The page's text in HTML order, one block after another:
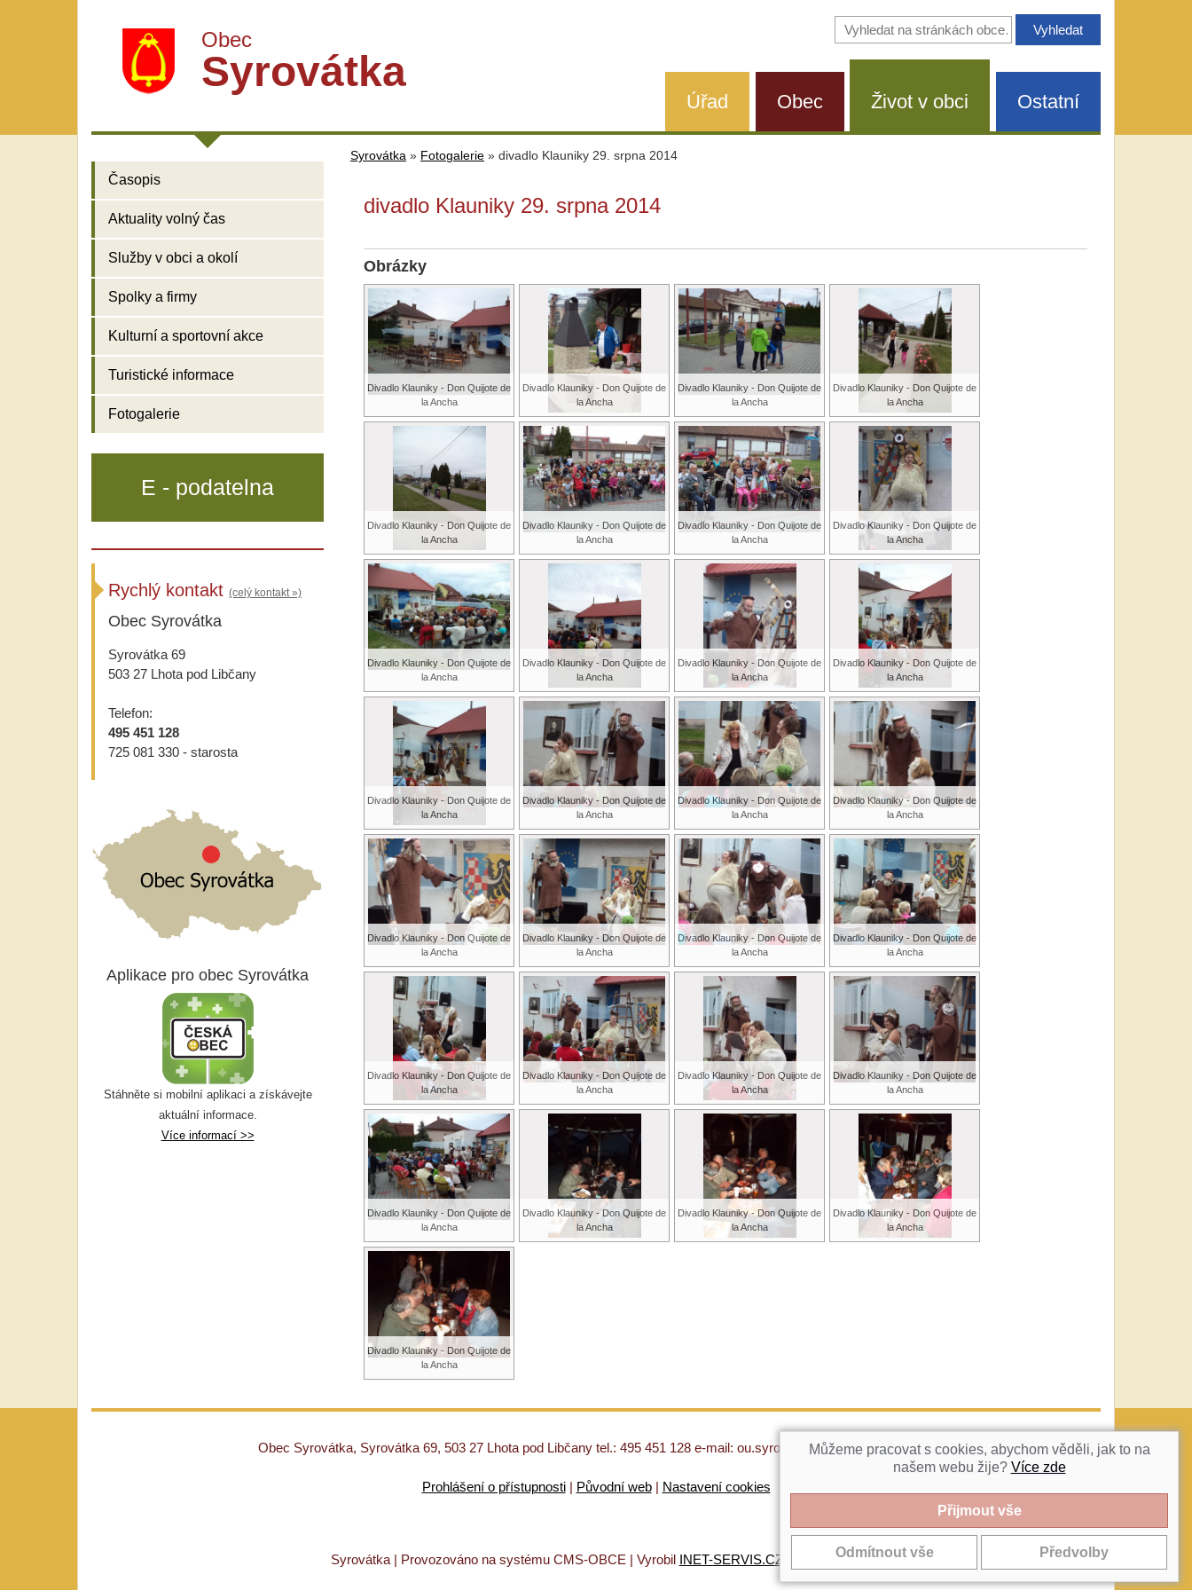
Obec
Syrovátka
Vyhledávání
na
stránkách
Úřad Obec Život v obci Ostatní
Časopis
Aktuality volný čas
Služby v obci a okolí
Spolky a firmy
Kulturní a sportovní akce
Turistické informace
Fotogalerie
Syrovátka » Fotogalerie » divadlo Klauniky 29. srpna 2014
divadlo Klauniky 29. srpna 2014
Obrázky
Divadlo Klauniky - Don Quijote de
la Ancha
Divadlo Klauniky - Don Quijote de
la Ancha
Divadlo Klauniky - Don Quijote de
la Ancha
Divadlo Klauniky - Don Quijote de
la Ancha
Divadlo Klauniky - Don Quijote de
la Ancha
Divadlo Klauniky - Don Quijote de
la Ancha
Divadlo Klauniky - Don Quijote de
la Ancha
Divadlo Klauniky - Don Quijote de
la Ancha
Divadlo Klauniky - Don Quijote de
la Ancha
Divadlo Klauniky - Don Quijote de
la Ancha
Divadlo Klauniky - Don Quijote de
la Ancha
Divadlo Klauniky - Don Quijote de
la Ancha
Divadlo Klauniky - Don Quijote de
la Ancha
Divadlo Klauniky - Don Quijote de
la Ancha
Divadlo Klauniky - Don Quijote de
la Ancha
Divadlo Klauniky - Don Quijote de
la Ancha
Divadlo Klauniky - Don Quijote de
la Ancha
Divadlo Klauniky - Don Quijote de
la Ancha
Divadlo Klauniky - Don Quijote de
la Ancha
Divadlo Klauniky - Don Quijote de
la Ancha
Divadlo Klauniky - Don Quijote de
la Ancha
Divadlo Klauniky - Don Quijote de
la Ancha
Divadlo Klauniky - Don Quijote de
la Ancha
Divadlo Klauniky - Don Quijote de
la Ancha
Divadlo Klauniky - Don Quijote de
la Ancha
Divadlo Klauniky - Don Quijote de
la Ancha
Divadlo Klauniky - Don Quijote de
la Ancha
Divadlo Klauniky - Don Quijote de
la Ancha
Divadlo Klauniky - Don Quijote de
la Ancha
E - podatelna
Rychlý kontakt (celý kontakt »)
Obec Syrovátka
Syrovátka 69
503 27 Lhota pod Libčany
Telefon:
495 451 128
725 081 330 - starosta
Aplikace pro obec Syrovátka
Stáhněte si mobilní aplikaci a získávejte
aktuální informace.
Více informací >>
NAHORU
Obec Syrovátka, Syrovátka 69, 503 27 Lhota pod Libčany tel.: 495 451 128 e-mail: ou.syrovatka@c-box.cz
Prohlášení o přístupnosti| Původní web| Nastavení cookies
Syrovátka | Provozováno na systému CMS-OBCE | Vyrobil INET-SERVIS.CZ | 2018 - 2026
Můžeme pracovat s cookies, abychom věděli, jak to na
našem webu žije? Více zde